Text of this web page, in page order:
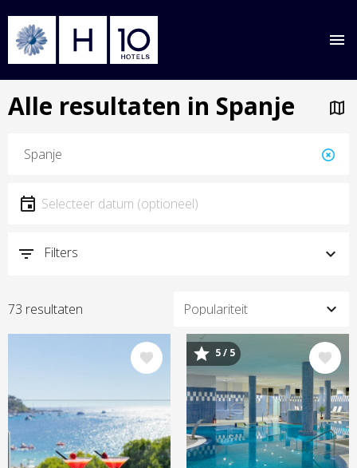
naar
Alle resultaten in Spanje
Datum
Selecteer een datum
Filters
73 resultaten
Afbeelding Afbeelding
5 / 5